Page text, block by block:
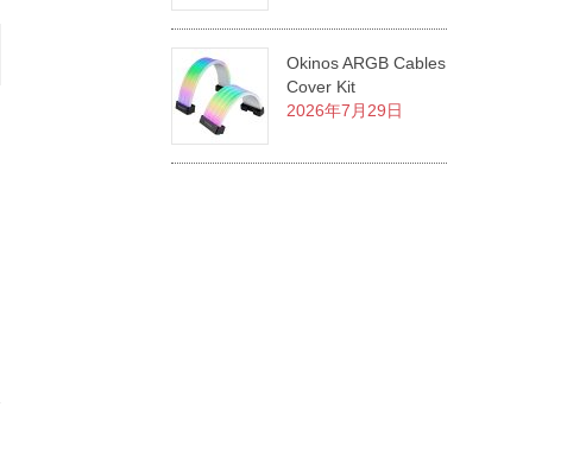
Okinos ARGB Cables
Cover Kit
2026年7月29日